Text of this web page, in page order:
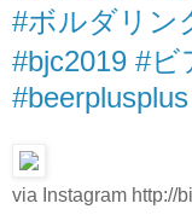
#ボルダリン
#bjc2019 #
#beerplusplus
via Instagram http://